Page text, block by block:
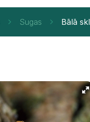
Sugas Bālā